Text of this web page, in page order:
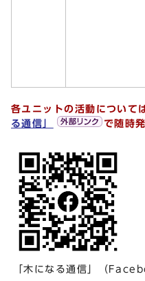
各ユニットの活動につい
る通信」
で随時
「木になる通信」（